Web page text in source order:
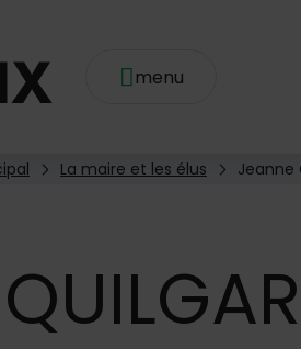
La maire et les élus Jeanne